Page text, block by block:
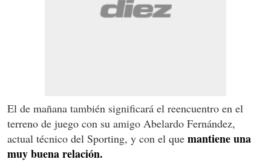
El de mañana también significará el reencuentro en el
terreno de juego con su amigo Abelardo Fernández,
actual técnico del Sporting, y con el que mantiene una
muy buena relación.